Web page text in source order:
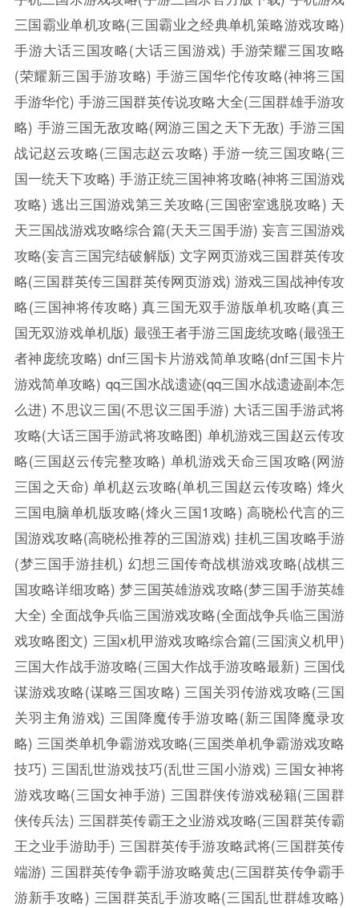
三国霸业单机攻略(三国霸业之经典单机策略游戏攻略)
手游大话三国攻略(大话三国游戏) 手游荣耀三国攻略
(荣耀新三国手游攻略) 手游三国华佗传攻略(神将三国
手游华佗) 手游三国群英传说攻略大全(三国群雄手游攻
略) 手游三国无敌攻略(网游三国之天下无敌) 手游三国
战记赵云攻略(三国志赵云攻略) 手游一统三国攻略(三
国一统天下攻略) 手游正统三国神将攻略(神将三国游戏
攻略) 逃出三国游戏第三关攻略(三国密室逃脱攻略) 天
天三国战游戏攻略综合篇(天天三国手游) 妄言三国游戏
攻略(妄言三国完结破解版) 文字网页游戏三国群英传攻
略(三国群英传三国群英传网页游戏) 游戏三国战神传攻
略(三国神将传攻略) 真三国无双手游版单机攻略(真三
国无双游戏单机版) 最强王者手游三国庞统攻略(最强王
者神庞统攻略) dnf三国卡片游戏简单攻略(dnf三国卡片
游戏简单攻略) qq三国水战遗迹(qq三国水战遗迹副本怎
么进) 不思议三国(不思议三国手游) 大话三国手游武将
攻略(大话三国手游武将攻略图) 单机游戏三国赵云传攻
略(三国赵云传完整攻略) 单机游戏天命三国攻略(网游
三国之天命) 单机赵云攻略(单机三国赵云传攻略) 烽火
三国电脑单机版攻略(烽火三国1攻略) 高晓松代言的三
国游戏攻略(高晓松推荐的三国游戏) 挂机三国攻略手游
(梦三国手游挂机) 幻想三国传奇战棋游戏攻略(战棋三
国攻略详细攻略) 梦三国英雄游戏攻略(梦三国手游英雄
大全) 全面战争兵临三国游戏攻略(全面战争兵临三国游
戏攻略图文) 三国x机甲游戏攻略综合篇(三国演义机甲)
三国大作战手游攻略(三国大作战手游攻略最新) 三国伐
谋游戏攻略(谋略三国攻略) 三国关羽传游戏攻略(三国
关羽主角游戏) 三国降魔传手游攻略(新三国降魔录攻
略) 三国类单机争霸游戏攻略(三国类单机争霸游戏攻略
技巧) 三国乱世游戏技巧(乱世三国小游戏) 三国女神将
游戏攻略(三国女神手游) 三国群侠传游戏秘籍(三国群
侠传兵法) 三国群英传霸王之业游戏攻略(三国群英传霸
王之业手游助手) 三国群英传手游攻略武将(三国群英传
端游) 三国群英传争霸手游攻略黄忠(三国群英传争霸手
游新手攻略) 三国群英乱手游攻略(三国乱世群雄攻略)